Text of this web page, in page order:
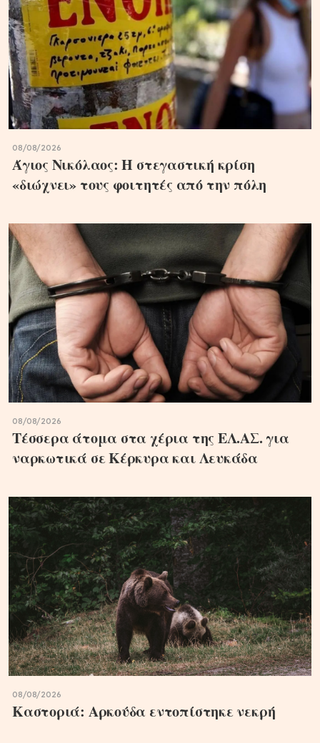
08/08/2026
Άγιος Νικόλαος: Η στεγαστική κρίση
«διώχνει» τους φοιτητές από την πόλη
08/08/2026
Τέσσερα άτομα στα χέρια της ΕΛ.ΑΣ. για
ναρκωτικά σε Κέρκυρα και Λευκάδα
08/08/2026
Καστοριά: Αρκούδα εντοπίστηκε νεκρή